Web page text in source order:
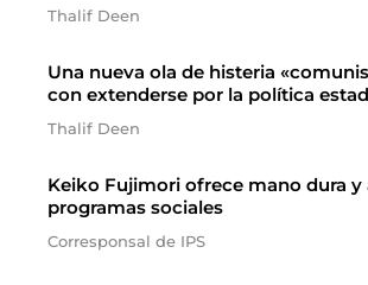
Thalif Deen
Una nueva ola de histeria
con extenderse por la política
Thalif Deen
Keiko Fujimori ofrece mano dura y
programas sociales
Corresponsal de IPS